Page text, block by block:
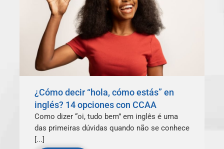
¿Cómo decir “hola, cómo estás” en
inglés? 14 opciones con CCAA
Como dizer “oi, tudo bem” em inglês é uma
das primeiras dúvidas quando não se conhece
[...]